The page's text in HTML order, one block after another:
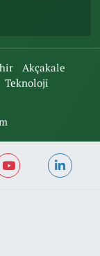
Akçakale
Teknoloji